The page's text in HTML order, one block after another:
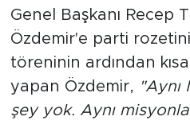
Genel Başkanı Recep
Özdemir'e parti
töreninin ardından
yapan Özdemir,
şey yok. Aynı